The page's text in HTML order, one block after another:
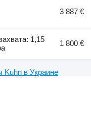
3 887 €
1,15
1 800 €
в Украине